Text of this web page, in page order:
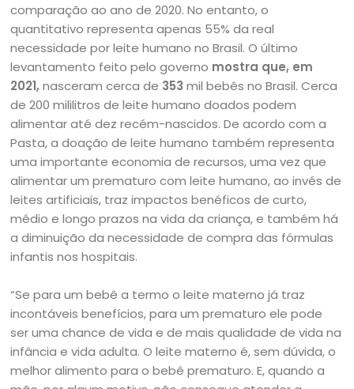
comparação ao ano de 2020. No entanto, o
quantitativo representa apenas 55% da real
necessidade por leite humano no Brasil. O último
levantamento feito pelo governo mostra que, em
2021, nasceram cerca de 353 mil bebês no Brasil. Cerca
de 200 mililitros de leite humano doados podem
alimentar até dez recém-nascidos. De acordo com a
Pasta, a doação de leite humano também representa
uma importante economia de recursos, uma vez que
alimentar um prematuro com leite humano, ao invés de
leites artificiais, traz impactos benéficos de curto,
médio e longo prazos na vida da criança, e também há
a diminuição da necessidade de compra das fórmulas
infantis nos hospitais.
“Se para um bebê a termo o leite materno já traz
incontáveis benefícios, para um prematuro ele pode
ser uma chance de vida e de mais qualidade de vida na
infância e vida adulta. O leite materno é, sem dúvida, o
melhor alimento para o bebê prematuro. E, quando a